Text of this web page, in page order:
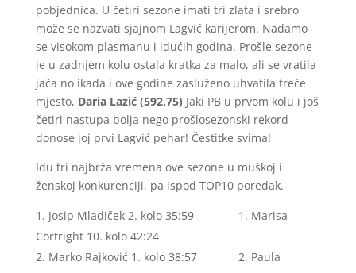
pobjednica. U četiri sezone imati tri zlata i srebro
može se nazvati sjajnom Lagvić karijerom. Nadamo
se visokom plasmanu i idućih godina. Prošle sezone
je u zadnjem kolu ostala kratka za malo, ali se vratila
jača no ikada i ove godine zasluženo uhvatila treće
mjesto, Daria Lazić (592.75) Jaki PB u prvom kolu i još
četiri nastupa bolja nego prošlosezonski rekord
donose joj prvi Lagvić pehar! Čestitke svima!
Idu tri najbrža vremena ove sezone u muškoj i
ženskoj konkurenciji, pa ispod TOP10 poredak.
Josip Mladiček 2. kolo 35:59 1. Marisa
Cortright 10. kolo 42:24
Marko Rajković 1. kolo 38:57 2. Paula